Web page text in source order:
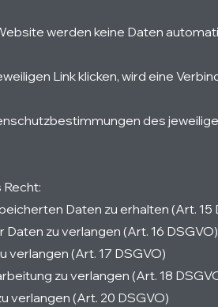
werden keine Daten
Link klicken, wird eine
des
Daten zu erhalten (Art. 15
zu verlangen (Art. 16 DSGVO)
verlangen (Art. 17 DSGVO)
zu verlangen (Art. 18
verlangen (Art. 20 DSGVO)